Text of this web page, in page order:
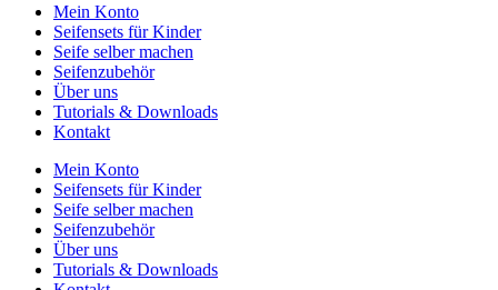
Mein Konto
Seifensets für Kinder
Seife selber machen
Seifenzubehör
Über uns
Tutorials & Downloads
Kontakt
Mein Konto
Seifensets für Kinder
Seife selber machen
Seifenzubehör
Über uns
Tutorials & Downloads